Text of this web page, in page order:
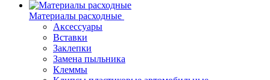
Материалы расходные
Аксессуары
Вставки
Заклепки
Замена пыльника
Клеммы